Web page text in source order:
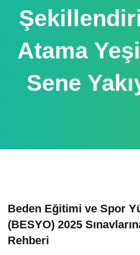
Atama
Sene
Beden Eğitimi ve Spor
(BESYO) 2025
Rehberi